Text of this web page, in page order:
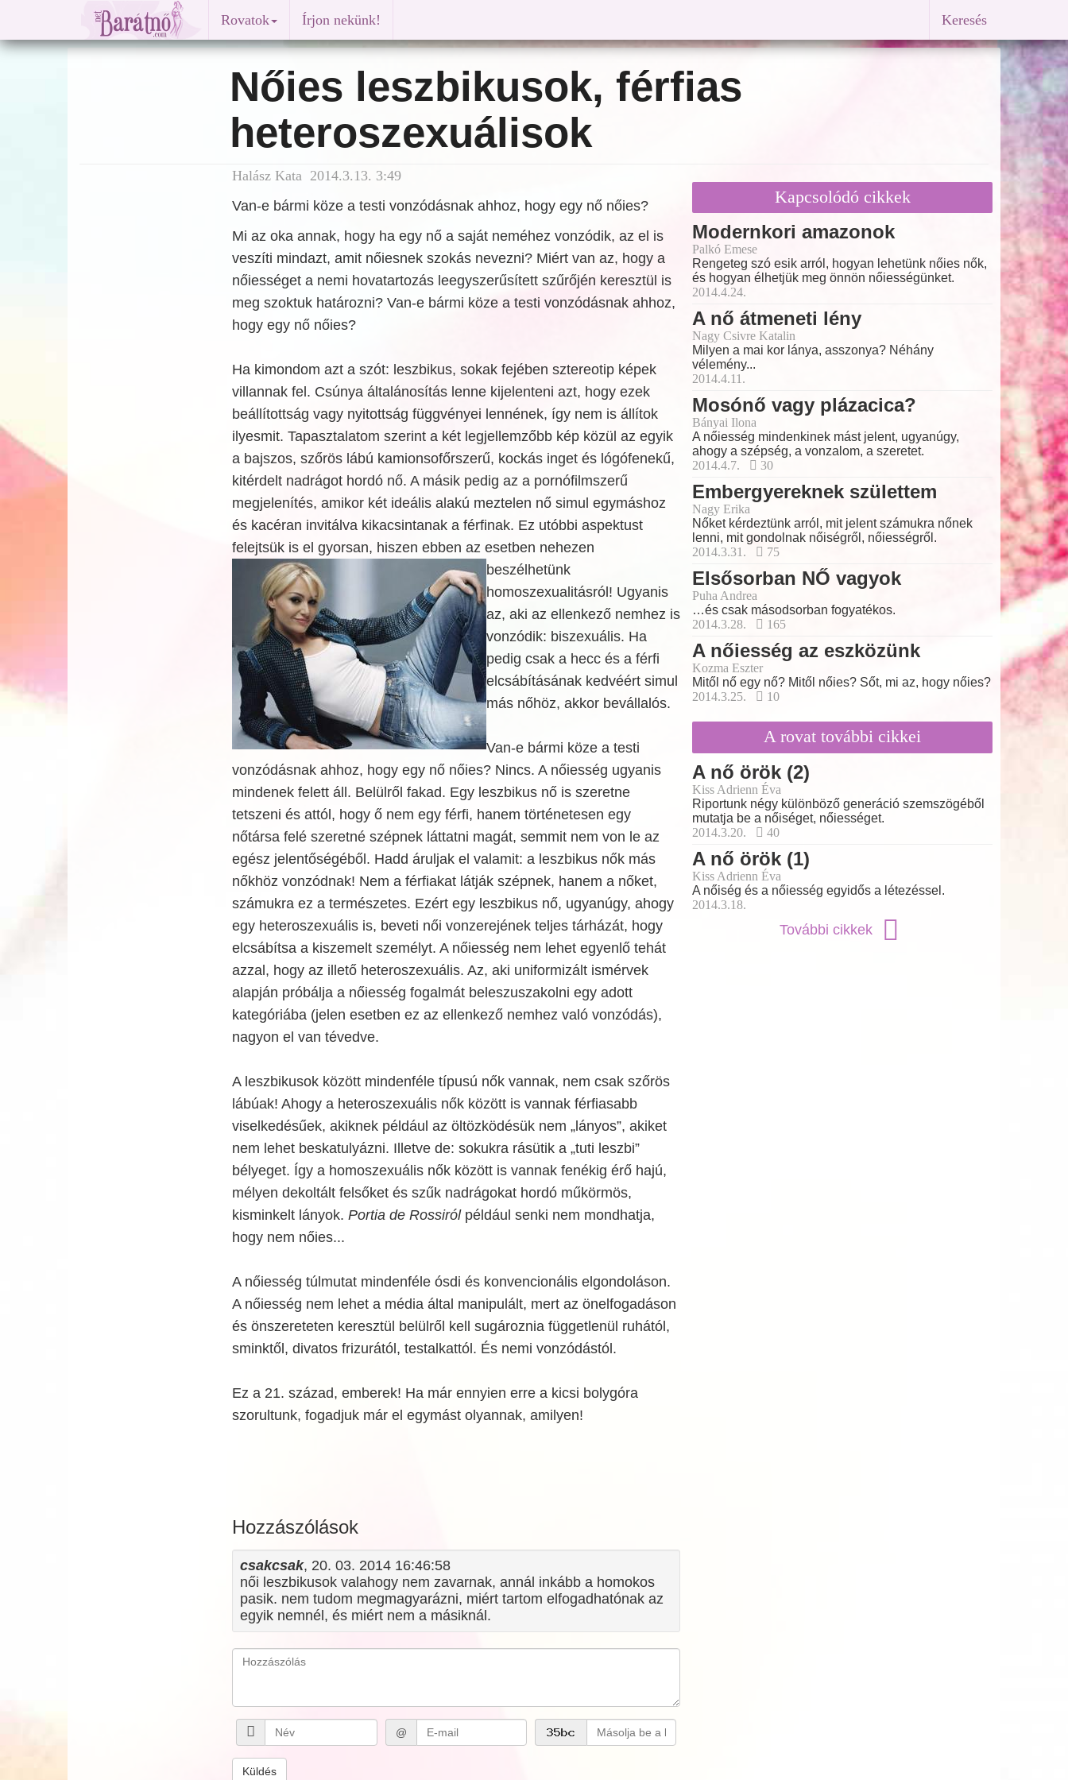
Rovatok Írjon nekünk! Keresés
Nőies leszbikusok, férfias
heteroszexuálisok
Halász Kata 2014.3.13. 3:49
Van-e bármi köze a testi vonzódásnak ahhoz, hogy egy nő nőies?
Mi az oka annak, hogy ha egy nő a saját neméhez vonzódik, az el is
veszíti mindazt, amit nőiesnek szokás nevezni? Miért van az, hogy a
nőiességet a nemi hovatartozás leegyszerűsített szűrőjén keresztül is
meg szoktuk határozni? Van-e bármi köze a testi vonzódásnak ahhoz,
hogy egy nő nőies?
Ha kimondom azt a szót: leszbikus, sokak fejében sztereotip képek
villannak fel. Csúnya általánosítás lenne kijelenteni azt, hogy ezek
beállítottság vagy nyitottság függvényei lennének, így nem is állítok
ilyesmit. Tapasztalatom szerint a két legjellemzőbb kép közül az egyik
a bajszos, szőrös lábú kamionsofőrszerű, kockás inget és lógófenekű,
kitérdelt nadrágot hordó nő. A másik pedig az a pornófilmszerű
megjelenítés, amikor két ideális alakú meztelen nő simul egymáshoz
és kacéran invitálva kikacsintanak a férfinak. Ez utóbbi aspektust
felejtsük is el gyorsan, hiszen ebben az esetben nehezen
beszélhetünk
homoszexualitásról! Ugyanis
az, aki az ellenkező nemhez is
vonzódik: biszexuális. Ha
pedig csak a hecc és a férfi
elcsábításának kedvéért simul
más nőhöz, akkor bevállalós.
Van-e bármi köze a testi
vonzódásnak ahhoz, hogy egy nő nőies? Nincs. A nőiesség ugyanis
mindenek felett áll. Belülről fakad. Egy leszbikus nő is szeretne
tetszeni és attól, hogy ő nem egy férfi, hanem történetesen egy
nőtársa felé szeretné szépnek láttatni magát, semmit nem von le az
egész jelentőségéből. Hadd áruljak el valamit: a leszbikus nők más
nőkhöz vonzódnak! Nem a férfiakat látják szépnek, hanem a nőket,
számukra ez a természetes. Ezért egy leszbikus nő, ugyanúgy, ahogy
egy heteroszexuális is, beveti női vonzerejének teljes tárházát, hogy
elcsábítsa a kiszemelt személyt. A nőiesség nem lehet egyenlő tehát
azzal, hogy az illető heteroszexuális. Az, aki uniformizált ismérvek
alapján próbálja a nőiesség fogalmát beleszuszakolni egy adott
kategóriába (jelen esetben ez az ellenkező nemhez való vonzódás),
nagyon el van tévedve.
A leszbikusok között mindenféle típusú nők vannak, nem csak szőrös
lábúak! Ahogy a heteroszexuális nők között is vannak férfiasabb
viselkedésűek, akiknek például az öltözködésük nem „lányos”, akiket
nem lehet beskatulyázni. Illetve de: sokukra rásütik a „tuti leszbi”
bélyeget. Így a homoszexuális nők között is vannak fenékig érő hajú,
mélyen dekoltált felsőket és szűk nadrágokat hordó műkörmös,
kisminkelt lányok. Portia de Rossirólpéldául senki nem mondhatja,
hogy nem nőies...
A nőiesség túlmutat mindenféle ósdi és konvencionális elgondoláson.
A nőiesség nem lehet a média által manipulált, mert az önelfogadáson
és önszereteten keresztül belülről kell sugároznia függetlenül ruhától,
sminktől, divatos frizurától, testalkattól. És nemi vonzódástól.
Ez a 21. század, emberek! Ha már ennyien erre a kicsi bolygóra
szorultunk, fogadjuk már el egymást olyannak, amilyen!
Hozzászólások
csakcsak, 20. 03. 2014 16:46:58
női leszbikusok valahogy nem zavarnak, annál inkább a homokos
pasik. nem tudom megmagyarázni, miért tartom elfogadhatónak az
egyik nemnél, és miért nem a másiknál.
@
Küldés
Kapcsolódó cikkek
Modernkori amazonok
Palkó Emese
Rengeteg szó esik arról, hogyan lehetünk nőies nők,
és hogyan élhetjük meg önnön nőiességünket.
2014.4.24.
A nő átmeneti lény
Nagy Csivre Katalin
Milyen a mai kor lánya, asszonya? Néhány
vélemény...
2014.4.11.
Mosónő vagy plázacica?
Bányai Ilona
A nőiesség mindenkinek mást jelent, ugyanúgy,
ahogy a szépség, a vonzalom, a szeretet.
2014.4.7.
30
Embergyereknek születtem
Nagy Erika
Nőket kérdeztünk arról, mit jelent számukra nőnek
lenni, mit gondolnak nőiségről, nőiességről.
2014.3.31.
75
Elsősorban NŐ vagyok
Puha Andrea
…és csak másodsorban fogyatékos.
2014.3.28.
165
A nőiesség az eszközünk
Kozma Eszter
Mitől nő egy nő? Mitől nőies? Sőt, mi az, hogy nőies?
2014.3.25.
10
A rovat további cikkei
A nő örök (2)
Kiss Adrienn Éva
Riportunk négy különböző generáció szemszögéből
mutatja be a nőiséget, nőiességet.
2014.3.20.
40
A nő örök (1)
Kiss Adrienn Éva
A nőiség és a nőiesség egyidős a létezéssel.
2014.3.18.
További cikkek